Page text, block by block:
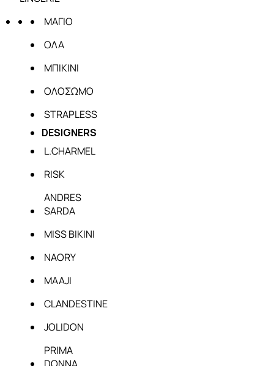
ΜΑΓΙΟ
ΟΛΑ
ΜΠΙΚΙΝΙ
ΟΛΟΣΩΜΟ
STRAPLESS
DESIGNERS
L.CHARMEL
RISK
ANDRES
SARDA
MISS BIKINI
NAORY
MAAJI
CLANDESTINE
JOLIDON
PRIMA